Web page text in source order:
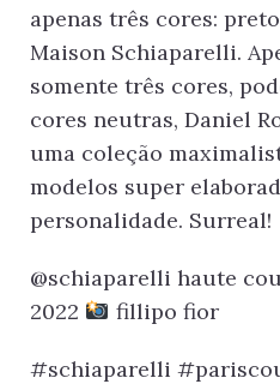
apenas três cores:
Maison Schiaparelli.
somente três cores,
cores neutras, Daniel
uma coleção
modelos super
personalidade. Surreal!
@schiaparelli haute
2022
fillipo fior
#schiaparelli